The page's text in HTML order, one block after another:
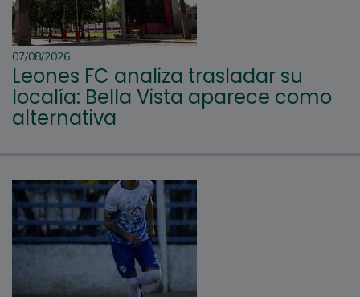
07/08/2026
Leones FC analiza trasladar su
localía: Bella Vista aparece como
alternativa